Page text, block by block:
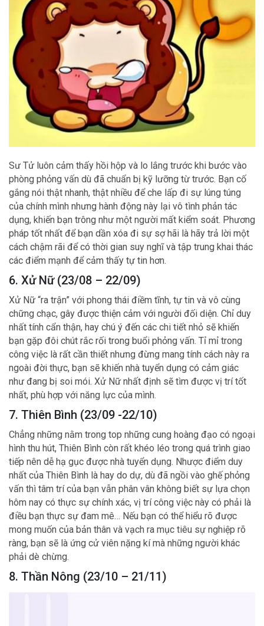
Sư Tử luôn cảm thấy hồi hộp và lo lắng trước khi bước vào
phòng phỏng vấn dù đã chuẩn bị kỹ lưỡng từ trước. Bạn cố
gắng nói thật nhanh, thật nhiều để che lấp đi sự lúng túng
của chính mình nhưng hành động này lại vô tình phản tác
dụng, khiến bạn trông như một người mất kiểm soát. Phương
pháp tốt nhất để bạn dần xóa đi sự sợ hãi là hãy trả lời một
cách chậm rãi để có thời gian suy nghĩ và tập trung khai thác
các điểm mạnh để cảm thấy tự tin hơn.
6. Xử Nữ (23/08 – 22/09)
Xử Nữ “ra trận” với phong thái điềm tĩnh, tự tin và vô cùng
chững chạc, gây được thiện cảm với người đối diện. Chỉ duy
nhất tính cẩn thận, hay chú ý đến các chi tiết nhỏ sẽ khiến
bạn gặp đôi chút rắc rối trong buổi phỏng vấn. Tỉ mỉ trong
công việc là rất cần thiết nhưng đừng mang tính cách này ra
ngoài đời thực, bạn sẽ khiến nhà tuyển dụng có cảm giác
như đang bị soi mói. Xử Nữ nhất định sẽ tìm được vị trí tốt
nhất, phù hợp với năng lực của mình.
7. Thiên Bình (23/09 -22/10)
Chẳng những nằm trong top những cung hoàng đạo có ngoại
hình thu hút, Thiên Bình còn rất khéo léo trong quá trình giao
tiếp nên dễ hạ gục được nhà tuyển dụng. Nhược điểm duy
nhất của Thiên Bình là hay do dự, dù đã ngồi vào ghế phỏng
vấn thì tâm trí của bạn vẫn phân vân không biết sự lựa chọn
hôm nay có thực sự chính xác, vị trí công việc này có phải là
điều bạn thực sự đam mê… Nếu bạn có thể hiểu rõ được
mong muốn của bản thân và vạch ra mục tiêu sự nghiệp rõ
ràng, bạn sẽ là ứng cử viên nặng kí mà những người khác
phải dè chừng.
8. Thần Nông (23/10 – 21/11)